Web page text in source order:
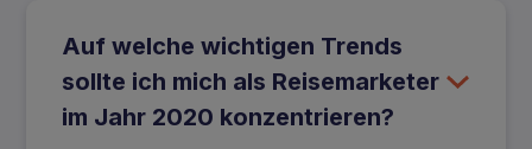
Auf welche wichtigen Trends
sollte ich mich als Reisemarketer
im Jahr 2020 konzentrieren?